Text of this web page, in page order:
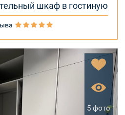
шкаф в гостиную
5 фото